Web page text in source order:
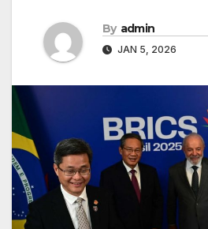
By admin
JAN 5, 2026